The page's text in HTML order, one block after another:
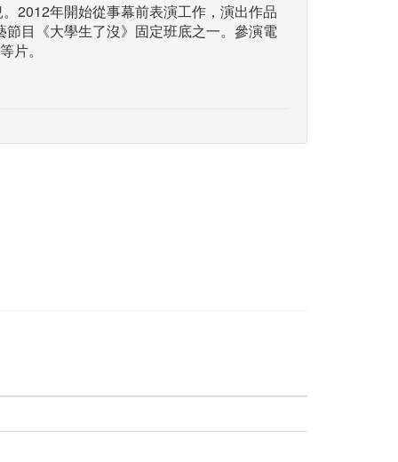
2012年開始從事幕前表演工作，演出作品
目《大學生了沒》固定班底之一。參演電
片。